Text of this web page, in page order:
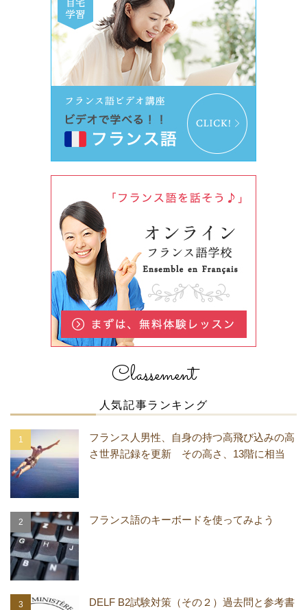
Classement
人気記事ランキング
フランス人男性、自身の持つ高飛び込みの高
さ世界記録を更新 その高さ、13階に相当
フランス語のキーボードを使ってみよう
DELF B2試験対策（その２）過去問と参考書